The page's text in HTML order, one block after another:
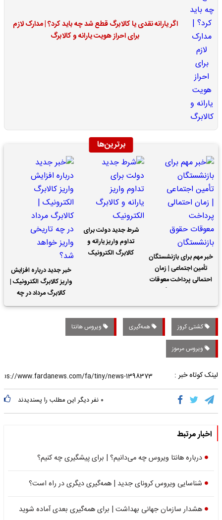
اگر یارانه نقدی یا کالابرگ قطع شد چه باید کرد؟ | مدارک لازم
برای احراز هویت یارانه و کالابرگ
برترین‌ها
خبر مهم برای بازنشستگان
تأمین اجتماعی | زمان
احتمالی پرداخت معوقات
شرط جدید دولت برای
تداوم واریز یارانه و
کالابرگ الکترونیک
خبر جدید درباره افزایش
واریز کالابرگ الکترونیک |
کالابرگ مرداد در چه
تاریخی واریز خواهد شد؟
کشتی کروز همه‌گیری ویروس هانتا
ویروس مرموز
لینک کوتاه خبر :
۰ نفر دیگر این مطلب را پسندیدند
اخبار مرتبط
درباره هانتا ویروس چه می‌دانیم؟ | برای پیشگیری چه کنیم؟
شناسایی ویروس کرونای جدید | همه‌گیری دیگری در راه است؟
هشدار سازمان جهانی بهداشت | برای همه‌گیری بعدی آماده شوید